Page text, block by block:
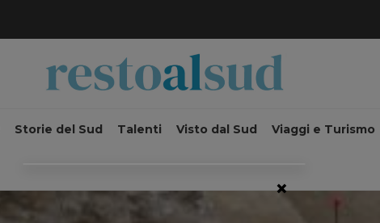
Storie del Sud Talenti Visto dal Sud Viaggi e Turismo
×